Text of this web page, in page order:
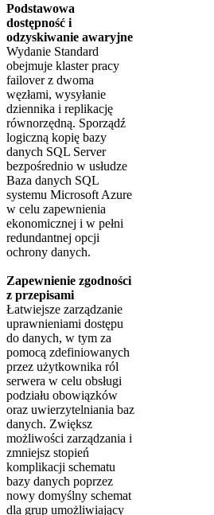
Podstawowa
dostępność i
odzyskiwanie awaryjne
Wydanie Standard
obejmuje klaster pracy
failover z dwoma
węzłami, wysyłanie
dziennika i replikację
równorzędną. Sporządź
logiczną kopię bazy
danych SQL Server
bezpośrednio w usłudze
Baza danych SQL
systemu Microsoft Azure
w celu zapewnienia
ekonomicznej i w pełni
redundantnej opcji
ochrony danych.
Zapewnienie zgodności
z przepisami
Łatwiejsze zarządzanie
uprawnieniami dostępu
do danych, w tym za
pomocą zdefiniowanych
przez użytkownika ról
serwera w celu obsługi
podziału obowiązków
oraz uwierzytelniania baz
danych. Zwiększ
możliwości zarządzania i
zmniejsz stopień
komplikacji schematu
bazy danych poprzez
nowy domyślny schemat
dla grup umożliwiający